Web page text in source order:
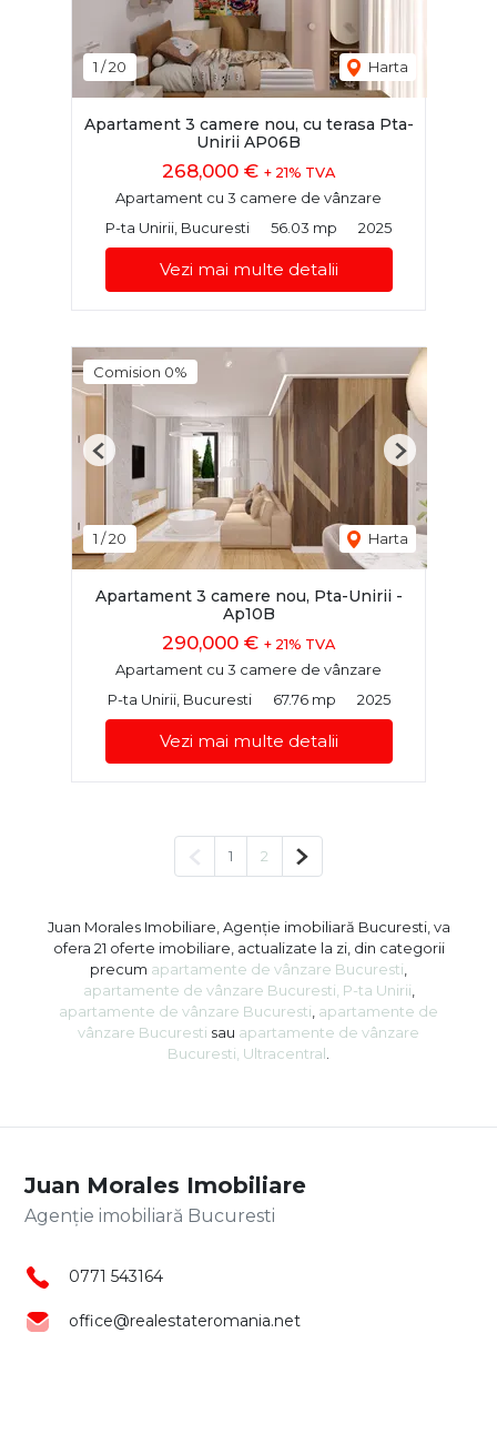
1 /20 Harta
Apartament 3 camere nou, cu terasa Pta-
Unirii AP06B
268,000 € + 21% TVA
Apartament cu 3 camere de vânzare
P-ta Unirii, Bucuresti
56.03 mp 2025
Vezi mai multe detalii
Comision 0%
1 /20 Harta
Previous Next
Apartament 3 camere nou, Pta-Unirii -
Ap10B
290,000 € + 21% TVA
Apartament cu 3 camere de vânzare
P-ta Unirii, Bucuresti
67.76 mp 2025
Vezi mai multe detalii
Pagina anterioară
1 2 Pagina următoare
Juan Morales Imobiliare, Agenție imobiliară Bucuresti, va
ofera 21 oferte imobiliare, actualizate la zi, din categorii
precum apartamente de vânzare Bucuresti
apartamente de vânzare Bucuresti, P-ta Unirii
apartamente de vânzare Bucuresti apartamente de
vânzare Bucuresti sau apartamente de vânzare
Bucuresti, Ultracentral
Juan Morales Imobiliare
Agenție imobiliară Bucuresti
0771 543164
office@realestateromania.net